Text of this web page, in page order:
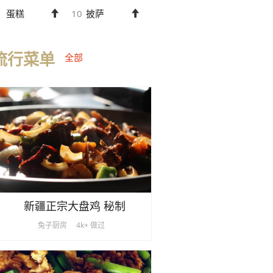
蛋糕 10 披萨
行菜单 全部
新疆正宗大盘鸡 秘制
兔子厨房 4k+ 做过